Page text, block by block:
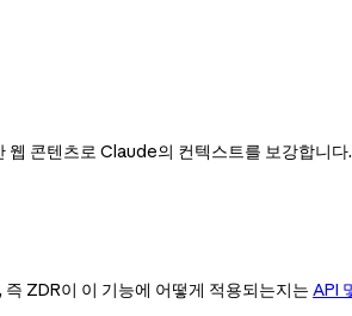
웹 콘텐츠로 Claude의 컨텍스트를 보강합니다.
ZDR이 이 기능에 어떻게 적용되는지는 API